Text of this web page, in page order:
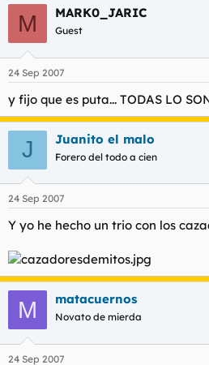
M MARK0_JARIC
Guest
24 Sep 2007
y fijo que es puta... TODAS LO
J Juanito el malo
Forero del todo a cien
24 Sep 2007
Y yo he hecho un trio con los
M matacuernos
Novato de mierda
24 Sep 2007